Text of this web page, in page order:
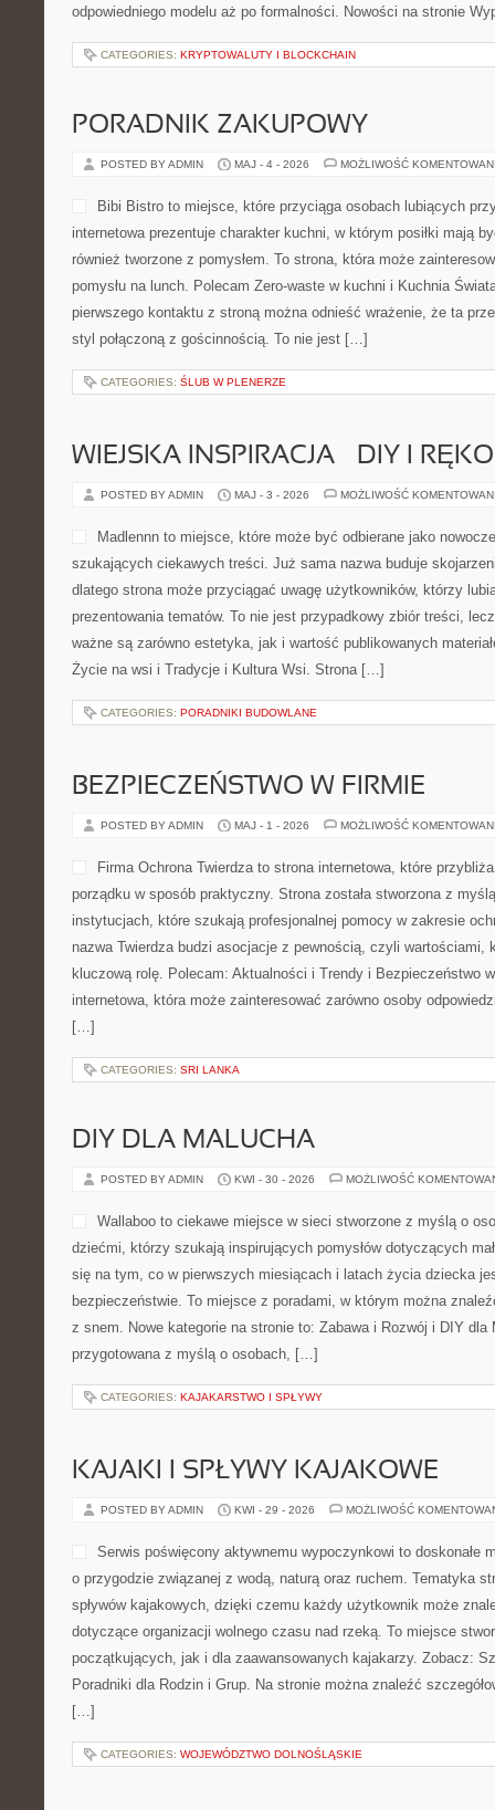
odpowiedniego modelu aż po formalności. Nowości na stronie
CATEGORIES: KRYPTOWALUTY I BLOCKCHAIN
PORADNIK ZAKUPOWY
POSTED BY ADMIN MAJ - 4 - 2026 MOŻLIWOŚĆ
Bibi Bistro to miejsce, które przyciąga osobach lubiących
internetowa prezentuje charakter kuchni, w którym posiłki mają
również tworzone z pomysłem. To strona, która może
pomysłu na lunch. Polecam Zero-waste w kuchni i Kuchnia
pierwszego kontaktu z stroną można odnieść wrażenie, że ta
styl połączoną z gościnnością. To nie jest […]
CATEGORIES: ŚLUB W PLENERZE
WIEJSKA INSPIRACJA – DIY I
POSTED BY ADMIN MAJ - 3 - 2026 MOŻLIWOŚĆ
Madlennn to miejsce, które może być odbierane jako
szukających ciekawych treści. Już sama nazwa buduje
dlatego strona może przyciągać uwagę użytkowników, którzy
prezentowania tematów. To nie jest przypadkowy zbiór treści,
ważne są zarówno estetyka, jak i wartość publikowanych
Życie na wsi i Tradycje i Kultura Wsi. Strona […]
CATEGORIES: PORADNIKI BUDOWLANE
BEZPIECZEŃSTWO W FIRMIE
POSTED BY ADMIN MAJ - 1 - 2026 MOŻLIWOŚĆ
Firma Ochrona Twierdza to strona internetowa, które
porządku w sposób praktyczny. Strona została stworzona z
instytucjach, które szukają profesjonalnej pomocy w zakresie
nazwa Twierdza budzi asocjacje z pewnością, czyli wartościami,
kluczową rolę. Polecam: Aktualności i Trendy i Bezpieczeństwo
internetowa, która może zainteresować zarówno osoby
[…]
CATEGORIES: SRI LANKA
DIY DLA MALUCHA
POSTED BY ADMIN KWI - 30 - 2026 MOŻLIWOŚĆ
Wallaboo to ciekawe miejsce w sieci stworzone z myślą o
dziećmi, którzy szukają inspirujących pomysłów dotyczących
się na tym, co w pierwszych miesiącach i latach życia dziecka
bezpieczeństwie. To miejsce z poradami, w którym można
z snem. Nowe kategorie na stronie to: Zabawa i Rozwój i DIY dla
przygotowana z myślą o osobach, […]
CATEGORIES: KAJAKARSTWO I SPŁYWY
KAJAKI I SPŁYWY KAJAKOWE
POSTED BY ADMIN KWI - 29 - 2026 MOŻLIWOŚĆ
Serwis poświęcony aktywnemu wypoczynkowi to doskonałe
o przygodzie związanej z wodą, naturą oraz ruchem. Tematyka
spływów kajakowych, dzięki czemu każdy użytkownik może
dotyczące organizacji wolnego czasu nad rzeką. To miejsce
początkujących, jak i dla zaawansowanych kajakarzy. Zobacz:
Poradniki dla Rodzin i Grup. Na stronie można znaleźć
[…]
CATEGORIES: WOJEWÓDZTWO DOLNOŚLĄSKIE